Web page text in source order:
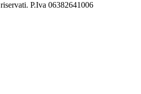
P.Iva 06382641006